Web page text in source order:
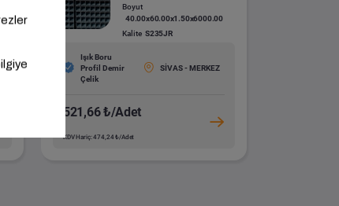
Boyut
40.00x60.00x1.50x6000.00
Kalite S235JR
Işık Boru
Profil Demir
Çelik
SİVAS - MERKEZ
521,66 ₺/Adet
KDV Hariç: 474,24 ₺/Adet